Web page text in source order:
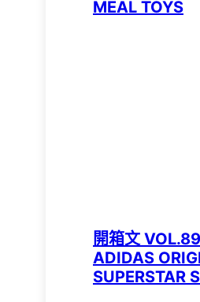
MEAL TOYS
開箱文
ADIDAS
SUPERSTAR